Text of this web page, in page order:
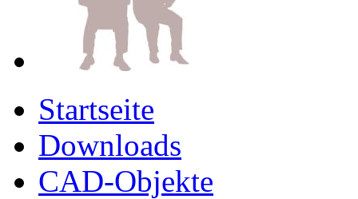
Startseite
Downloads
CAD-Objekte